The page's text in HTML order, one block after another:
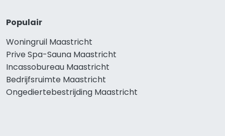
Populair
Woningruil Maastricht
Prive Spa-Sauna Maastricht
Incassobureau Maastricht
Bedrijfsruimte Maastricht
Ongediertebestrijding Maastricht